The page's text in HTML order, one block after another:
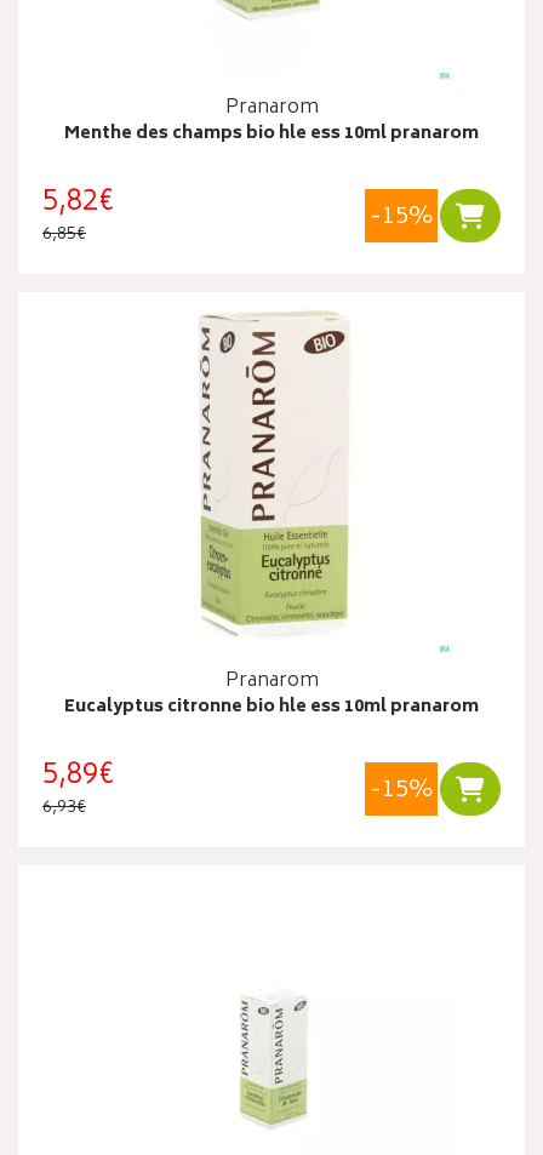
Pranarom
Menthe des champs bio hle ess 10ml pranarom
5,82€
6,85€ -15%
Pranarom
Eucalyptus citronne bio hle ess 10ml pranarom
5,89€
6,93€ -15%